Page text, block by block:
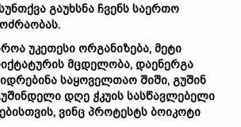
გაუხსნა ჩვენს საერთო
უკეთესი ორგანიზება, მეტი
მცდელობა, დაენერგა
საყოველთაო შიში, გუშინ
დღე ჭკუის სასწავლებელი
ვინც პროტესტს ბოიკოტი